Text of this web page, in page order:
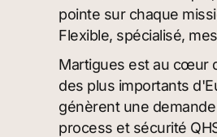
pointe sur chaque
Flexible, spécialisé,
Martigues est au cœur
des plus importants
génèrent une
process et sécurité